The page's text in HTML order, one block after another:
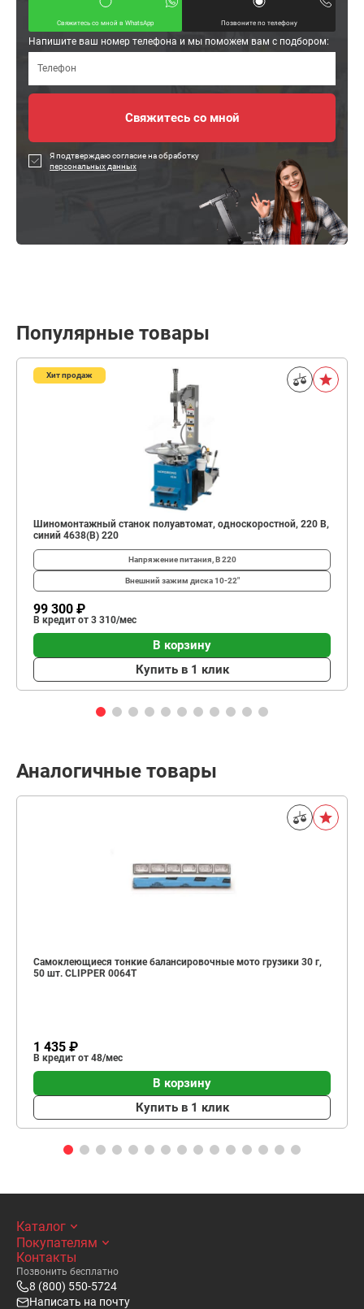
Свяжитесь со мной в WhatsApp Позвоните по телефону
Напишите ваш номер телефона и мы поможем вам с подбором:
Я подтверждаю согласие на обработку
персональных данных
Популярные товары
Хит продаж
Шиномонтажный станок полуавтомат, односкоростной, 220 В,
синий 4638(B) 220
Напряжение питания, В220
Внешний зажим диска10-22"
99 300 ₽
В кредит от 3 310/мес
В корзину
Купить в 1 клик
Аналогичные товары
Самоклеющиеся тонкие балансировочные мото грузики 30 г,
50 шт. CLIPPER 0064T
1 435 ₽
В кредит от 48/мес
В корзину
Купить в 1 клик
Каталог
Покупателям
Контакты
Позвонить бесплатно
8 (800) 550-5724
Написать на почту